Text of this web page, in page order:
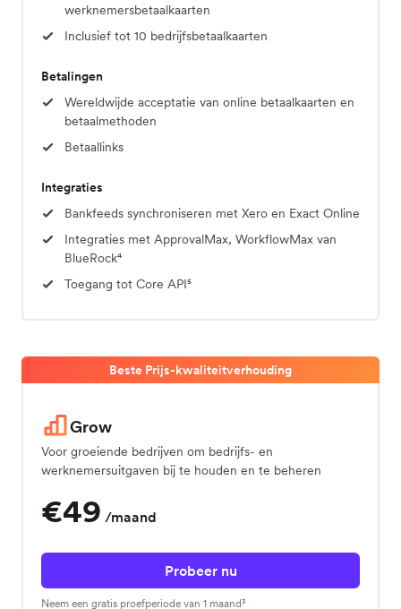
werknemersbetaalkaarten
Inclusief tot 10 bedrijfsbetaalkaarten
Betalingen
Wereldwijde acceptatie van online betaalkaarten en
betaalmethoden
Betaallinks
Integraties
Bankfeeds synchroniseren met Xero en Exact Online
Integraties met ApprovalMax, WorkflowMax van
BlueRock⁴
Toegang tot Core API⁵
Beste Prijs-kwaliteitverhouding
Grow
Voor groeiende bedrijven om bedrijfs- en
werknemersuitgaven bij te houden en te beheren
€49 /maand
Probeer nu
Neem een gratis proefperiode van 1 maand³